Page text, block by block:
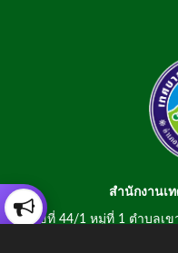
สำนักงานเ
เลขที่ 44/1 หมู่ที่ 1 ตำบลเ